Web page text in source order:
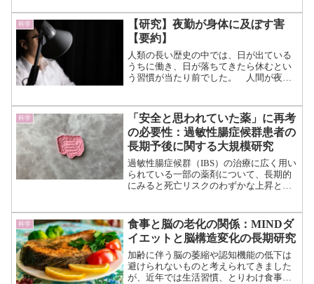
が分かっており、歳をとっても脳の記憶
力や物事の定着に大きな問題...（続きを
読む）
科学
【研究】夜勤が身体に及ぼす害
【要約】
人類の長い歴史の中では、日が出ている
うちに働き、日が落ちてきたら休むとい
う習慣が当たり前でした。 人間が夜も
場労働者が機械を扱い、大量の製品を生
み出せるようになった頃、...（続きを読
む）
科学
「安全と思われていた薬」に再考
の必要性：過敏性腸症候群患者の
長期予後に関する大規模研究
過敏性腸症候群（IBS）の治療に広く用い
られている一部の薬剤について、長期的
にみると死亡リスクのわずかな上昇と関
20年にわたって追跡した今回の研究は、
これまで十分に検...（続きを読む）
科学
食事と脳の老化の関係：MINDダ
イエットと脳構造変化の長期研究
加齢に伴う脳の萎縮や認知機能の低下は
避けられないものと考えられてきました
が、近年では生活習慣、とりわけ食事が